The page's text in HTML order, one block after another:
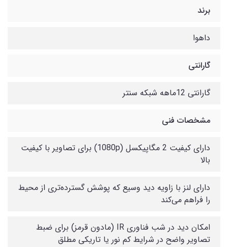
برند
داهوا
گارانتی
گارانتی 12ماهه شبکه سنتر
مشخصات فنی
دارای کیفیت 2 مگاپیکسل (1080p) برای تصاویر با کیفیت
بالا
دارای لنز با زاویه دید وسیع که پوشش گسترده‌تری از محیط
را فراهم می‌کند
امکان دید در شب فناوری IR (مادون قرمز) برای ضبط
تصاویر واضح در شرایط کم نور یا تاریکی مطلق